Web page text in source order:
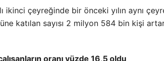
ikinci çeyreğinde bir önceki yılın aynı
katılan sayısı 2 milyon 584 bin kişi
oranı yüzde 16,5 oldu